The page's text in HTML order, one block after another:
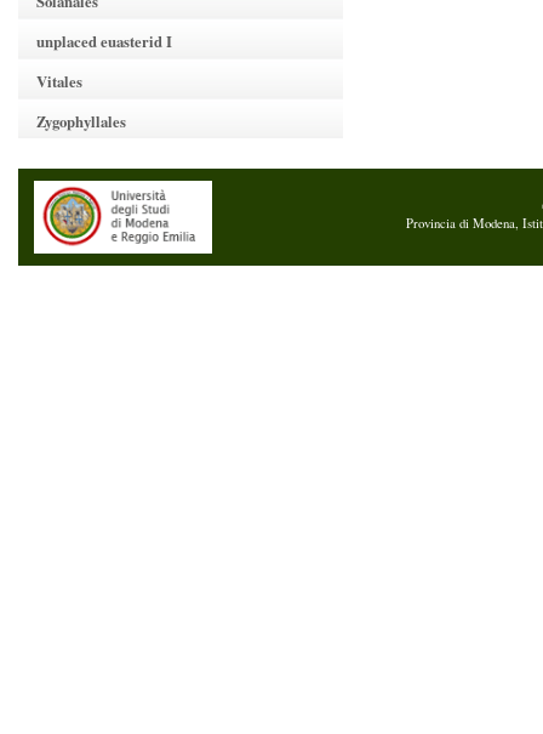
unplaced euasterid I
Vitales
Zygophyllales
Provincia di Modena,